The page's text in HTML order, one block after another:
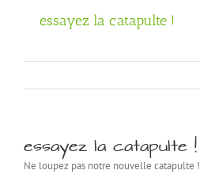
essayez la catapulte !
essayez la catapulte !
Ne loupez pas notre nouvelle catapulte !